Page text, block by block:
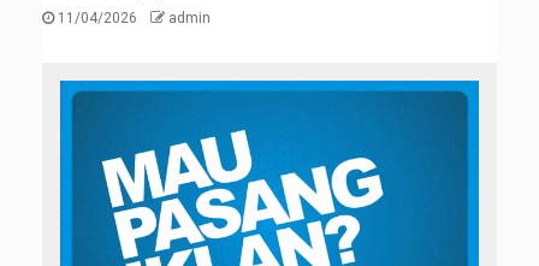
11/04/2026 admin